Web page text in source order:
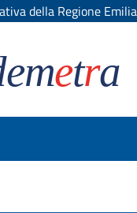
della Regione
etra